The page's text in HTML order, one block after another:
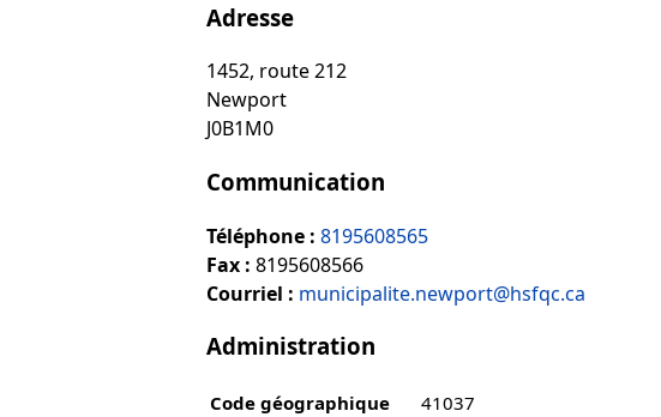
Adresse
1452, route 212
Newport
J0B1M0
Communication
Téléphone : 8195608565
Fax : 8195608566
Courriel : municipalite.newport@hsfqc.ca
Administration
Code géographique
41037